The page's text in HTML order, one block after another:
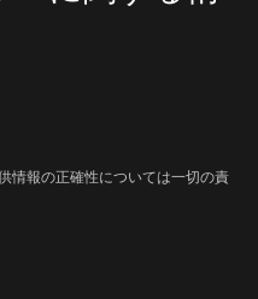
情報の正確性については一切の責